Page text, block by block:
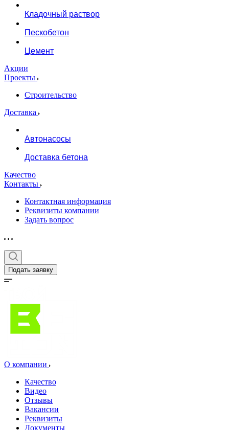
Кладочный раствор
Пескобетон
Цемент
Акции
Проекты
Строительство
Доставка
Автонасосы
Доставка бетона
Качество
Контакты
Контактная информация
Реквизиты компании
Задать вопрос
Подать заявку
О компании
Качество
Видео
Отзывы
Вакансии
Реквизиты
Документы